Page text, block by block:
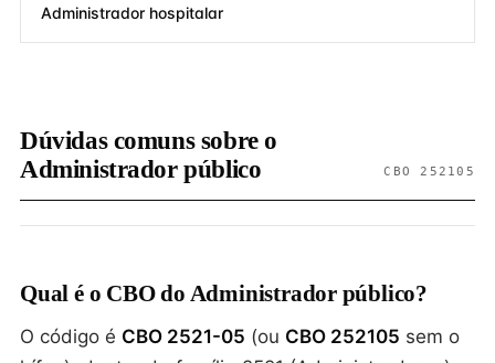
Administrador hospitalar
Dúvidas comuns sobre o
Administrador público
CBO 252105
Qual é o CBO do Administrador público?
O código é CBO 2521-05 (ou CBO 252105 sem o